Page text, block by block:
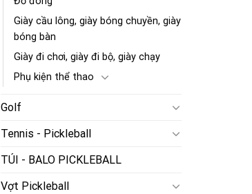
Giày cầu lông, giày bóng chuyền, giày
bóng bàn
Giày đi chơi, giày đi bộ, giày chạy
Phụ kiện thể thao
Golf
Tennis - Pickleball
TÚI - BALO PICKLEBALL
Vợt Pickleball